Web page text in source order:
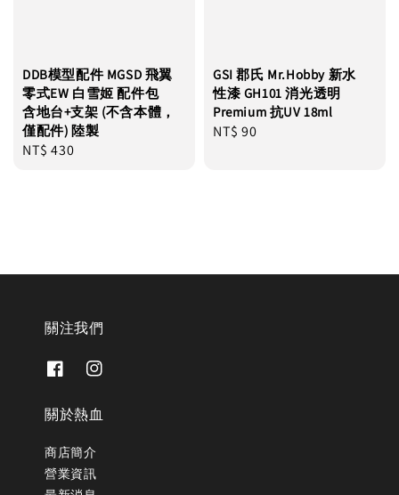
DDB模型配件 MGSD 飛翼
零式EW 白雪姬 配件包
含地台+支架 (不含本體，
僅配件) 陸製
Regular
NT$ 430
GSI 郡氏 Mr.Hobby 新水
性漆 GH101 消光透明
Premium 抗UV 18ml
Regular
NT$ 90
關注我們
關於熱血
商店簡介
營業資訊